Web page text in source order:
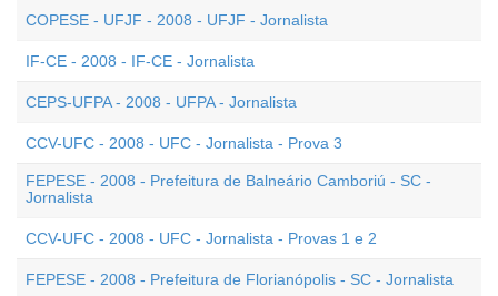
COPESE - UFJF - 2008 - UFJF - Jornalista
IF-CE - 2008 - IF-CE - Jornalista
CEPS-UFPA - 2008 - UFPA - Jornalista
CCV-UFC - 2008 - UFC - Jornalista - Prova 3
FEPESE - 2008 - Prefeitura de Balneário Camboriú - SC -
Jornalista
CCV-UFC - 2008 - UFC - Jornalista - Provas 1 e 2
FEPESE - 2008 - Prefeitura de Florianópolis - SC - Jornalista